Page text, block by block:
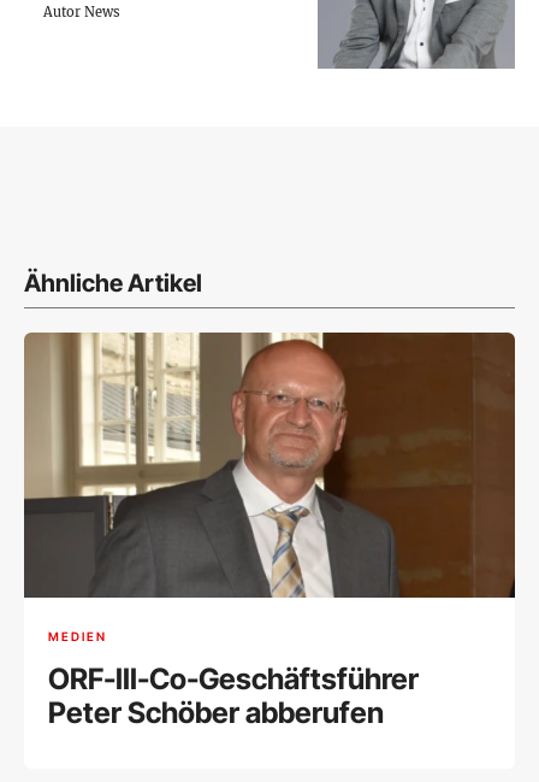
Autor News
Ähnliche Artikel
MEDIEN
ORF-III-Co-Geschäftsführer
Peter Schöber abberufen